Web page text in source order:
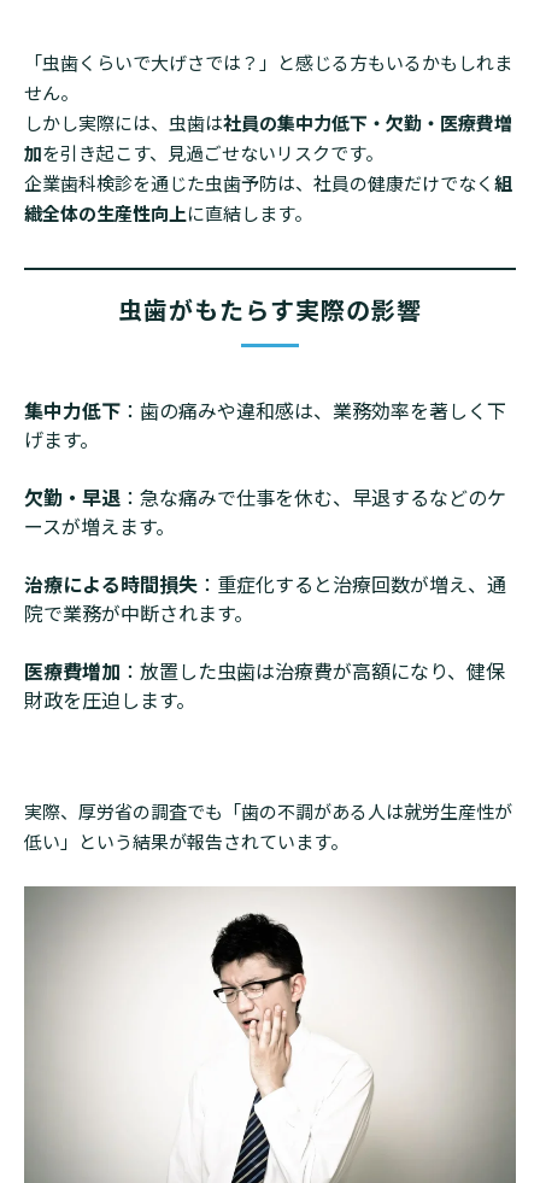
「虫歯くらいで大げさでは？」と感じる方もいるかもしれま
せん。
しかし実際には、虫歯は社員の集中力低下・欠勤・医療費増
加を引き起こす、見過ごせないリスクです。
企業歯科検診を通じた虫歯予防は、社員の健康だけでなく組
織全体の生産性向上に直結します。
虫歯がもたらす実際の影響
集中力低下 ：歯の痛みや違和感は、業務効率を著しく下
げます。
欠勤・早退 ：急な痛みで仕事を休む、早退するなどのケ
ースが増えます。
治療による時間損失 ：重症化すると治療回数が増え、通
院で業務が中断されます。
医療費増加 ：放置した虫歯は治療費が高額になり、健保
財政を圧迫します。
実際、厚労省の調査でも「歯の不調がある人は就労生産性が
低い」という結果が報告されています。